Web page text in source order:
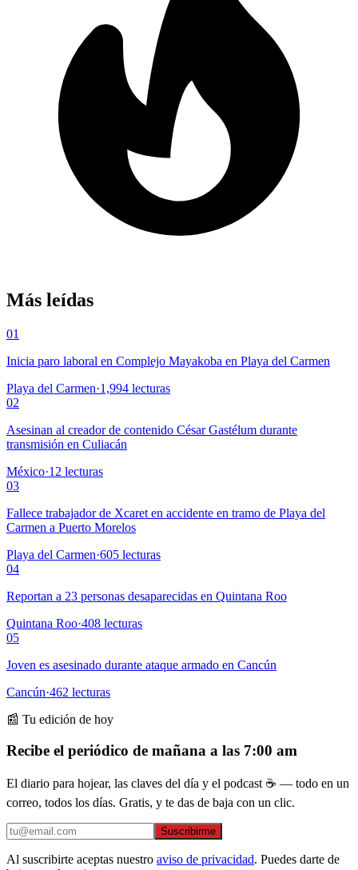
Más leídas
01
Inicia paro laboral en Complejo Mayakoba en Playa del Carmen
Playa del Carmen·1,994 lecturas
02
Asesinan al creador de contenido César Gastélum durante
transmisión en Culiacán
México·12 lecturas
03
Fallece trabajador de Xcaret en accidente en tramo de Playa del
Carmen a Puerto Morelos
Playa del Carmen·605 lecturas
04
Reportan a 23 personas desaparecidas en Quintana Roo
Quintana Roo·408 lecturas
05
Joven es asesinado durante ataque armado en Cancún
Cancún·462 lecturas
📰 Tu edición de hoy
Recibe el periódico de mañana a las 7:00 am
El diario para hojear, las claves del día y el podcast ☕ — todo en un
correo, todos los días. Gratis, y te das de baja con un clic.
Suscribirme
Al suscribirte aceptas nuestro aviso de privacidad. Puedes darte de